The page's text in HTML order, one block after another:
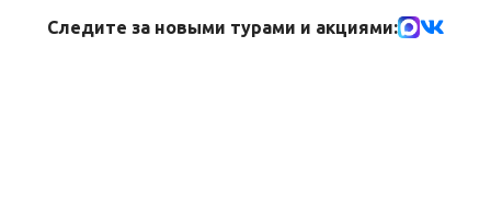
Следите за новыми турами и акциями: